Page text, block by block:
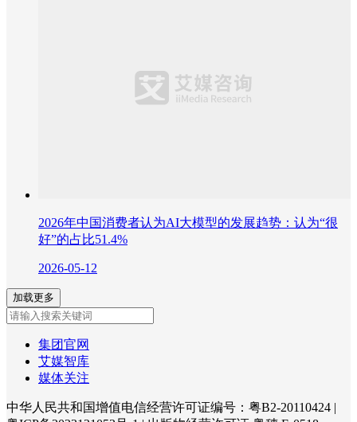
2026年中国消费者认为AI大模型的发展趋势：认为“很
好”的占比51.4%
2026-05-12
加载更多
集团官网
艾媒智库
媒体关注
中华人民共和国增值电信经营许可证编号：粤B2-20110424 |